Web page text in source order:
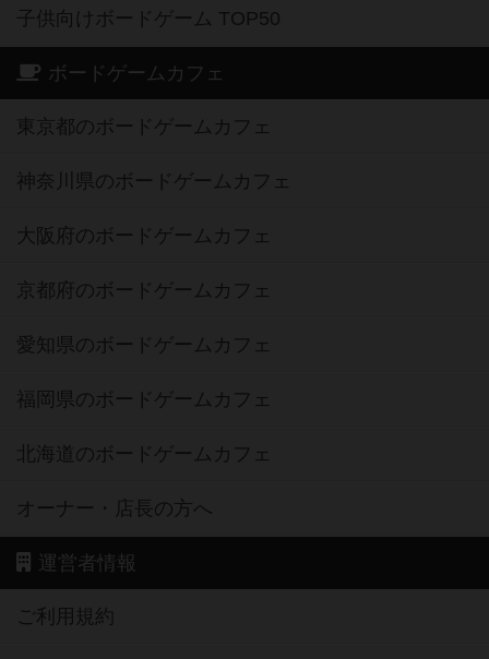
子供向けボードゲーム TOP50
ボードゲームカフェ
東京都のボードゲームカフェ
神奈川県のボードゲームカフェ
大阪府のボードゲームカフェ
京都府のボードゲームカフェ
愛知県のボードゲームカフェ
福岡県のボードゲームカフェ
北海道のボードゲームカフェ
オーナー・店長の方へ
運営者情報
ご利用規約